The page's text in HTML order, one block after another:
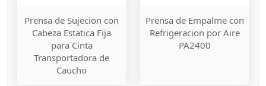
Prensa de Sujecion con
Cabeza Estatica Fija
para Cinta
Transportadora de
Caucho
Prensa de Empalme con
Refrigeracion por Aire
PA2400